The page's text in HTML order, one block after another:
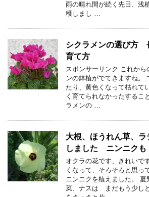
雨の晴れ間が続く先日、浅
穫しまし …
シクラメンの選び方
育て方
スポンサーリンク これから
ンの鉢植がでてきますね。
たり、黄色くなって枯れて
く育てられなかったするこ
ラメンの …
大根、ほうれん草、ラ
しました ニンニク
オクラの花です、きれいで
くなって、そろそろと思っ
ニンニクを植えました。
菜、ナスは まだもう少し